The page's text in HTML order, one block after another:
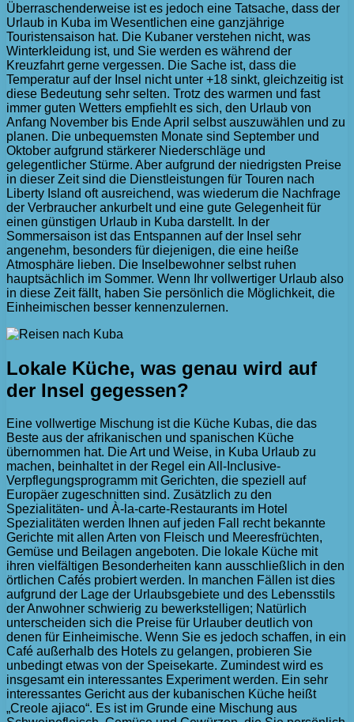
Überraschenderweise ist es jedoch eine Tatsache, dass der
Urlaub in Kuba im Wesentlichen eine ganzjährige
Touristensaison hat. Die Kubaner verstehen nicht, was
Winterkleidung ist, und Sie werden es während der
Kreuzfahrt gerne vergessen. Die Sache ist, dass die
Temperatur auf der Insel nicht unter +18 sinkt, gleichzeitig ist
diese Bedeutung sehr selten. Trotz des warmen und fast
immer guten Wetters empfiehlt es sich, den Urlaub von
Anfang November bis Ende April selbst auszuwählen und zu
planen. Die unbequemsten Monate sind September und
Oktober aufgrund stärkerer Niederschläge und
gelegentlicher Stürme. Aber aufgrund der niedrigsten Preise
in dieser Zeit sind die Dienstleistungen für Touren nach
Liberty Island oft ausreichend, was wiederum die Nachfrage
der Verbraucher ankurbelt und eine gute Gelegenheit für
einen günstigen Urlaub in Kuba darstellt. In der
Sommersaison ist das Entspannen auf der Insel sehr
angenehm, besonders für diejenigen, die eine heiße
Atmosphäre lieben. Die Inselbewohner selbst ruhen
hauptsächlich im Sommer. Wenn Ihr vollwertiger Urlaub also
in diese Zeit fällt, haben Sie persönlich die Möglichkeit, die
Einheimischen besser kennenzulernen.
Lokale Küche, was genau wird auf
der Insel gegessen?
Eine vollwertige Mischung ist die Küche Kubas, die das
Beste aus der afrikanischen und spanischen Küche
übernommen hat. Die Art und Weise, in Kuba Urlaub zu
machen, beinhaltet in der Regel ein All-Inclusive-
Verpflegungsprogramm mit Gerichten, die speziell auf
Europäer zugeschnitten sind. Zusätzlich zu den
Spezialitäten- und À-la-carte-Restaurants im Hotel
Spezialitäten werden Ihnen auf jeden Fall recht bekannte
Gerichte mit allen Arten von Fleisch und Meeresfrüchten,
Gemüse und Beilagen angeboten. Die lokale Küche mit
ihren vielfältigen Besonderheiten kann ausschließlich in den
örtlichen Cafés probiert werden. In manchen Fällen ist dies
aufgrund der Lage der Urlaubsgebiete und des Lebensstils
der Anwohner schwierig zu bewerkstelligen; Natürlich
unterscheiden sich die Preise für Urlauber deutlich von
denen für Einheimische. Wenn Sie es jedoch schaffen, in ein
Café außerhalb des Hotels zu gelangen, probieren Sie
unbedingt etwas von der Speisekarte. Zumindest wird es
insgesamt ein interessantes Experiment werden. Ein sehr
interessantes Gericht aus der kubanischen Küche heißt
„Creole ajiaco“. Es ist im Grunde eine Mischung aus